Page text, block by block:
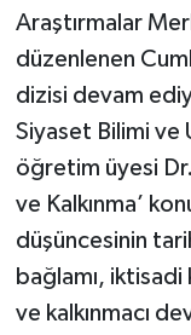
Araştırmalar
düzenlenen
dizisi devam
Siyaset Bilimi ve
öğretim üyesi
ve Kalkınma’
düşüncesinin
bağlamı, iktisadi
ve kalkınmacı
RESMİ İLAN
MAGAZİN